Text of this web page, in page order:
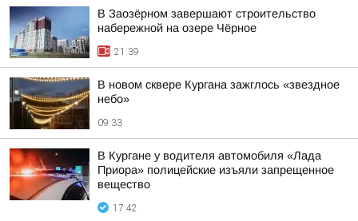
В Заозёрном завершают строительство
набережной на озере Чёрное
21:39
В новом сквере Кургана зажглось «звездное
небо»
09:33
В Кургане у водителя автомобиля «Лада
Приора» полицейские изъяли запрещенное
вещество
17:42